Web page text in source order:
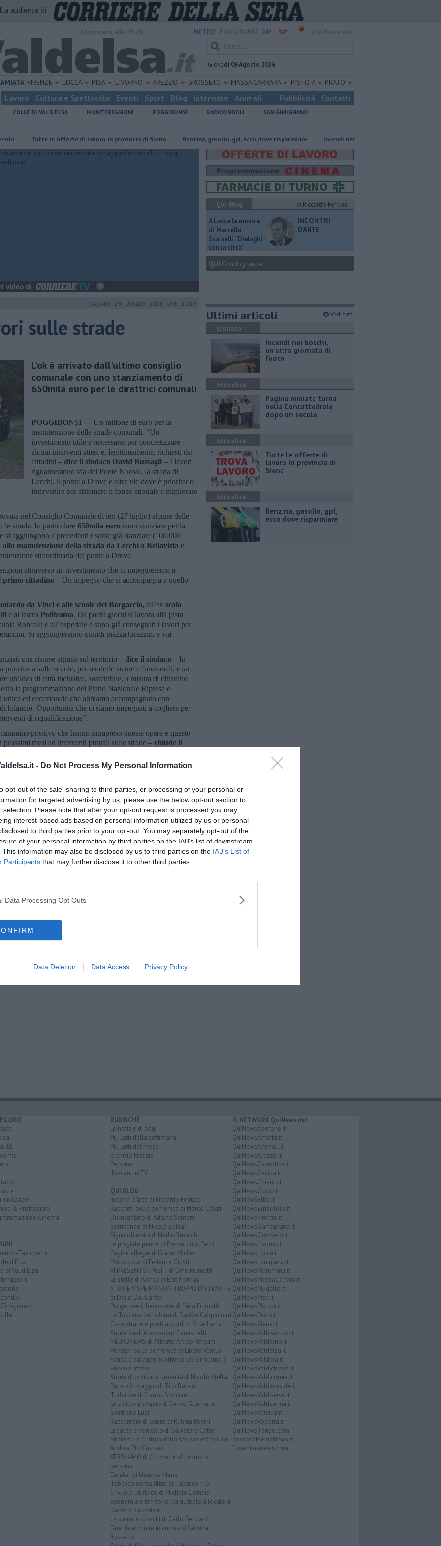
- Do Not Process My Personal Information
opt-out of the sale, sharing to third parties, or processing of your personal or
for targeted advertising by us, please use the below opt-out section to
selection. Please note that after your opt-out request is processed you may
interest-based ads based on personal information utilized by us or personal
to third parties prior to your opt-out. You may separately opt-out of the
of your personal information by third parties on the IAB’s list of downstream
This information may also be disclosed by us to third parties on the IAB’s List of
Participants that may further disclose it to other third parties.
Data Processing Opt Outs
Data Deletion Data Access Privacy Policy
audience di
METEO: 24° 38°
Giovedì 06 Agosto 2026
AMIATA FIRENZE LUCCA PISA LIVORNO AREZZO GROSSETO MASSA CARRARA PISTOIA PRATO
Lavoro Cultura e Spettacolo Eventi Sport Blog Interviste Animali Pubblicità Contatti
COLLE DI VAL D'ELSA MONTERIGGIONI POGGIBONSI RADICONDOLI
SAN GIMIGNANO
​Tutte le offerte di lavoro in provincia di Siena ​Benzina, gasolio, gpl, ecco dove risparmiare Incendi nei boschi, un'altra giornata di fuoco
SABATO 29 LUGLIO 2023 ORE 10:16
sulle strade
L'ok è arrivato dall'ultimo consiglio
comunale con uno stanziamento di
650mila euro per le direttrici comunali
POGGIBONSI — Un milione di euro per la
manutenzione delle strade comunali. “Un
investimento utile e necessario per concretizzare
alcuni interventi attesi e, legittimamente, richiesti dai
cittadini – dice il sindaco David Bussagli – I lavori
riguarderanno via del Ponte Nuovo, la strada di
Lecchi, il ponte a Drove e altre vie dove è prioritario
intervenire per sistemare il fondo stradale e migliorare
nel Consiglio Comunale di ieri (27 luglio) alcune delle
le strade. In particolare 650mila euro sono stanziate per la
aggiungono a precedenti risorse già stanziate (100.000
alla manutenzione della strada da Lecchi a Bellavista e
straordinaria del ponte a Drove.
attraverso un investimento che ci impegneremo a
primo cittadino – Un impegno che si accompagna a quello
da Vinci e alle scuole del Borgaccio, all’ex scalo
e al teatro Politeama. Da pochi giorni si lavora alla pista
Roncalli e all’ospedale e sono già consegnati i lavori per
Si aggiungeranno quindi piazza Grazzini e via
con risorse attratte sul territorio – dice il sindaco – In
prioritaria sulle scuole, per renderle sicure e funzionali, e su
un’idea di città inclusiva, sostenibile, a misura di cittadino
la programmazione del Piano Nazionale Ripresa e
ed eccezionale che abbiamo accompagnato con
bilancio. Opportunità che ci siamo impegnati a cogliere per
di riqualificazione”.
positivo che hanno intrapreso queste opere e questo
prossimi mesi ad interventi puntali sulle strade – chiude il
in questo periodo alla strada di Talciona. Altre, circa
a sistemare una parte di via Trento con progetto specifico.
risorse stanziate con questa prima variazione di Bilancio e
strade”.
iscriviti alla
Newsletter QUInews - ToscanaMedia.
nella tua casella di posta.
Qui Blog
di Riccardo Ferrucci
A Lucca la mostra
di Marcello
Scarselli “Dialoghi
con la città"
INCONTRI
D'ARTE
QUI Condoglianze
Ultimi articoli Vedi tutti
Cronaca
Incendi nei boschi,
un'altra giornata di
fuoco
Attualità
Pagina miniata torna
nella Concattedrale
dopo un secolo
Attualità
​Tutte le offerte di
lavoro in provincia di
Siena
Attualità
​Benzina, gasolio, gpl,
ecco dove risparmiare
Leader
& Professioni
Cinema
Tavarnelle
d'Elsa
di Val d'Elsa
Gimignano
RUBRICHE
Le notizie di oggi
Più Letti della settimana
Più Letti del mese
Archivio Notizie
Persone
Toscani in TV
QUI BLOG
Incontri d'arte di Riccardo Ferrucci
Racconti della domenica di Marco Celati
Disincantato di Adolfo Santoro
Sorridendo di Nicola Belcari
Vignaioli e vini di Nadio Stronchi
Le pregiate penne di Pierantonio Pardi
Pagine allegre di Gianni Micheli
Psico-cose di Federica Giusti
VI PRESENTO I MIEI... di Dino Fiumalbi
Le stelle di Astrea di Edit Permay
STORIE VISPE MA NON TROPPO DISTRATTE
di Dario Dal Canto
Progettare il benessere di Erica Fiumalbi
La Toscana della birra di Davide Cappannari
Cose strane e posti assurdi di Blue Lama
Storielba di Alessandro Canestrelli
NEURONEWS di Alberto Arturo Vergani
Pensieri della domenica di Libero Venturi
Fauda e balagan di Alfredo De Girolamo e
Enrico Catassi
Storie di ordinaria umanità di Nicolò Stella
Parole in viaggio di Tito Barbini
Turbative di Franco Bonciani
Lo scrittore sfigato di Enrico Guerrini e
Gordiano Lupi
Raccontare di Gusto di Rubina Rovini
Legalità e non solo di Salvatore Calleri
Shalom La Cultura della Solidarietà di Don
Andrea Pio Cristiani
VERSI-AMO di Chi mette al centro la
persona
Eureka! di Nausica Manzi
Tabasco senza filtro di Tabasco n.6
Ci vuole un fisico di Michele Campisi
Economia e territorio, da globale a locale di
Daniele Salvadori
La dama a scacchi di Carlo Belciani
Due chiacchiere in cucina di Sabrina
Rossello
IL NETWORK QuiNews.net
QuiNewsAbetone.it
QuiNewsAmiata.it
QuiNewsAnimali.it
QuiNewsArezzo.it
QuiNewsCasentino.it
QuiNewsCecina.it
QuiNewsChianti.it
QuiNewsCuoio.it
QuiNewsElba.it
QuiNewsEmpolese.it
QuiNewsFirenze.it
QuiNewsGarfagnana.it
QuiNewsGrosseto.it
QuiNewsLivorno.it
QuiNewsLucca.it
QuiNewsLunigiana.it
QuiNewsMaremma.it
QuiNewsMassaCarrara.it
QuiNewsMugello.it
QuiNewsPisa.it
QuiNewsPistoia.it
QuiNewsPrato.it
QuiNewsSiena.it
QuiNewsValbisenzio.it
QuiNewsValdarno.it
QuiNewsValdelsa.it
QuiNewsValdera.it
QuiNewsValdichiana.it
QuiNewsValdicornia.it
QuiNewsValdinievole.it
QuiNewsValdisieve.it
QuiNewsValtiberina.it
QuiNewsVersilia.it
QuiNewsVolterra.it
QuiNewsTango.com
ToscanaMediaNews.it
Fiorentinanews.com